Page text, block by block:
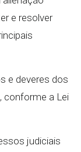
e resolver
e deveres dos
conforme a Lei
judiciais